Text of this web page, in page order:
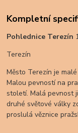
Kompletní
Pohlednice Terezín
Terezín
Město Terezín je
Malou pevností na
století. Malá pevnost
druhé světové války
proslulá věznice